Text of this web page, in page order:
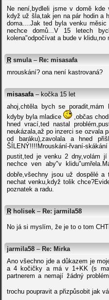
Ne není,bydleli jsme v domě kde
když už šla,tak jen na pár hodin a
doma....Jak ted byla venku
nechce domů...V 15 letech
kolena"odpočívat a bude v klidu,no
R smula – Re: misasafa
mrouskání? ona není kastrovaná?
misasafa– kočka 15 let
ahoj,chtěla bych se
kdyby byla mladice
,občas
hned vrací,ted nastal
neukázala,až po inzerci se ozvala
od baráku),zavolala a hned
ŠÍLENÝ!!!!Mrouskání-řvaní-
pustit,ted je venku 2 dny,volám
nechce ven aby"v
dobře,všechny jsou už dospělé a
nechat venku,když tolik
poznatek a radu.
R holisek – Re: jarmila58
No já si myslím, že je to o tom
jarmila58 – Re: Mirka
Ano všechno jde a důkazem je
a 4 kočičky a má v 1+KK (s
partnerem a nemají žádný
trochu poupravit a přizpůsobit jak